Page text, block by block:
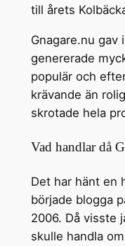
till årets
Gnagare.nu gav
genererade
populär och
krävande än
skrotade hela
Vad handlar då
Det har hänt en
började blogga
2006. Då visste
skulle handla